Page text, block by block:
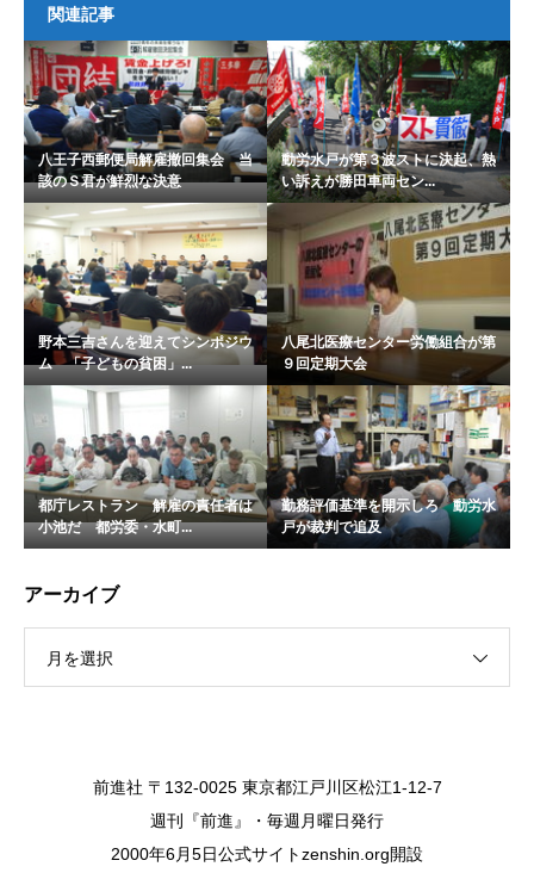
関連記事
八王子西郵便局解雇撤回集会 当
該のＳ君が鮮烈な決意
動労水戸が第３波ストに決起、熱
い訴えが勝田車両セン...
野本三吉さんを迎えてシンポジウ
ム 「子どもの貧困」...
八尾北医療センター労働組合が第
９回定期大会
都庁レストラン 解雇の責任者は
小池だ 都労委・水町...
勤務評価基準を開示しろ 動労水
戸が裁判で追及
アーカイブ
月を選択
前進社 〒132-0025 東京都江戸川区松江1-12-7
週刊『前進』・毎週月曜日発行
2000年6月5日公式サイトzenshin.org開設